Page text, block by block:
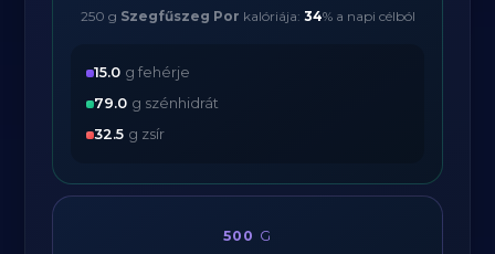
250 g Szegfűszeg Por kalóriája: 34% a napi célból
15.0 g fehérje
79.0 g szénhidrát
32.5 g zsír
500 G